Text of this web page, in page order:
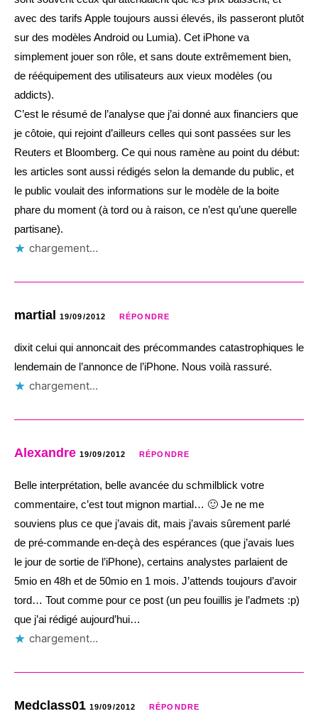
avec des tarifs Apple toujours aussi élevés, ils passeront plutôt
sur des modèles Android ou Lumia). Cet iPhone va
simplement jouer son rôle, et sans doute extrêmement bien,
de rééquipement des utilisateurs aux vieux modèles (ou
addicts).
C’est le résumé de l’analyse que j’ai donné aux financiers que
je côtoie, qui rejoint d’ailleurs celles qui sont passées sur les
Reuters et Bloomberg. Ce qui nous ramène au point du début:
les articles sont aussi rédigés selon la demande du public, et
le public voulait des informations sur le modèle de la boite
phare du moment (à tord ou à raison, ce n’est qu’une querelle
partisane).
chargement…
martial 19/09/2012 RÉPONDRE
dixit celui qui annoncait des précommandes catastrophiques le
lendemain de l’annonce de l’iPhone. Nous voilà rassuré.
chargement…
Alexandre 19/09/2012 RÉPONDRE
Belle interprétation, belle avancée du schmilblick votre
commentaire, c’est tout mignon martial… 🙂 Je ne me
souviens plus ce que j’avais dit, mais j’avais sûrement parlé
de pré-commande en-deçà des espérances (que j’avais lues
le jour de sortie de l’iPhone), certains analystes parlaient de
5mio en 48h et de 50mio en 1 mois. J’attends toujours d’avoir
tord… Tout comme pour ce post (un peu fouillis je l’admets :p)
que j’ai rédigé aujourd’hui…
chargement…
Medclass01 19/09/2012 RÉPONDRE